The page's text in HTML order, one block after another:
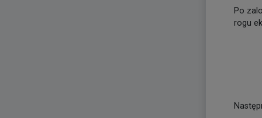
Po
rogu